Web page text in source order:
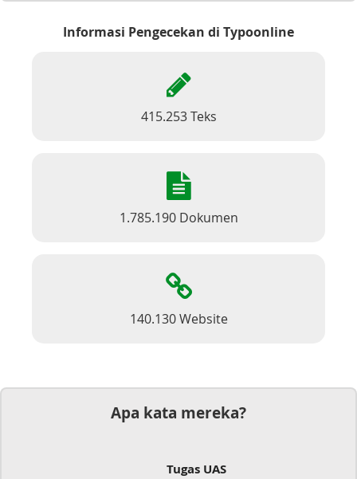
Informasi Pengecekan di Typoonline
415.253 Teks
1.785.190 Dokumen
140.130 Website
Apa kata mereka?
Tugas UAS